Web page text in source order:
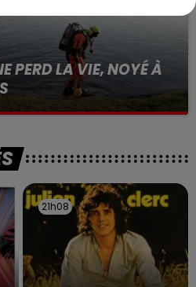
PERD LA VIE, NOYÉ À
21h08
21h08